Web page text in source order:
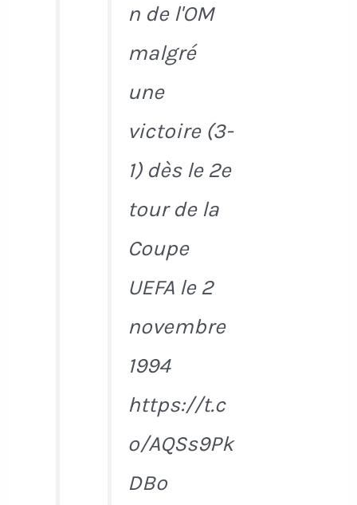
n de l'OM
malgré
une
victoire (3-
1) dès le 2e
tour de la
Coupe
UEFA le 2
novembre
1994
https://t.c
o/AQSs9Pk
DBo